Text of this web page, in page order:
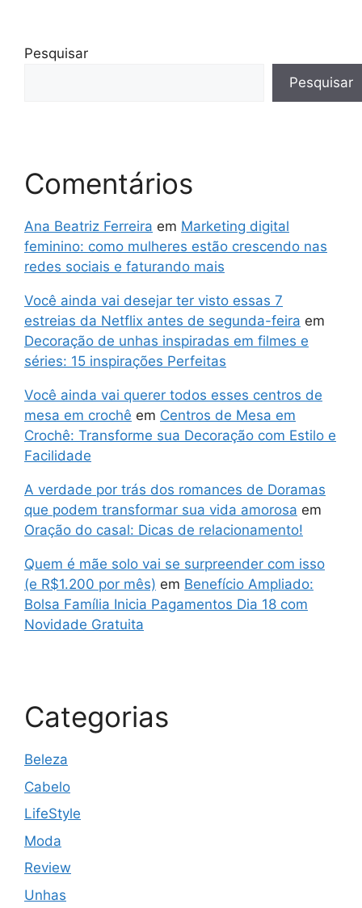
Pesquisar
Pesquisar
Comentários
Ana Beatriz Ferreira em Marketing digital
feminino: como mulheres estão crescendo nas
redes sociais e faturando mais
Você ainda vai desejar ter visto essas 7
estreias da Netflix antes de segunda-feira em
Decoração de unhas inspiradas em filmes e
séries: 15 inspirações Perfeitas
Você ainda vai querer todos esses centros de
mesa em crochê em Centros de Mesa em
Crochê: Transforme sua Decoração com Estilo e
Facilidade
A verdade por trás dos romances de Doramas
que podem transformar sua vida amorosa em
Oração do casal: Dicas de relacionamento!
Quem é mãe solo vai se surpreender com isso
(e R$1.200 por mês) em Benefício Ampliado:
Bolsa Família Inicia Pagamentos Dia 18 com
Novidade Gratuita
Categorias
Beleza
Cabelo
LifeStyle
Moda
Review
Unhas